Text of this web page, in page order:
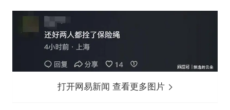
打开网易新闻 查看更多图片